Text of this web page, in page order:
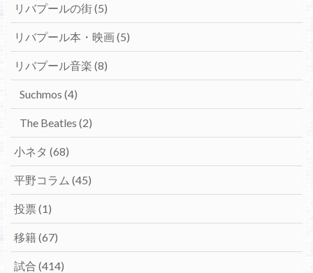
リバプールの街(5)
リバプール本・映画(5)
リバプール音楽 (8)
Suchmos (4)
The Beatles (2)
小ネタ (68)
平野コラム (45)
投票 (1)
移籍(67)
試合 (414)